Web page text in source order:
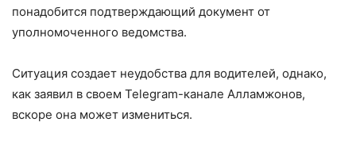
понадобится подтверждающий документ от
уполномоченного ведомства.
Ситуация создает неудобства для водителей, однако,
как заявил в своем Telegram-канале Алламжонов,
вскоре она может измениться.